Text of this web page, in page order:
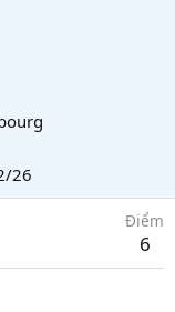
26
Điểm
6